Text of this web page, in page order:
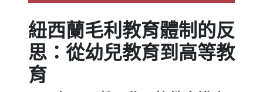
紐西蘭毛利教育體制的反
思：從幼兒教育到高等教
育